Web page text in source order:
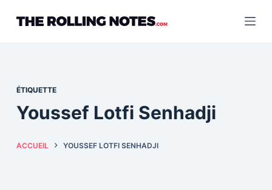
ÉTIQUETTE
Youssef Lotfi Senhadji
ACCUEIL YOUSSEF LOTFI SENHADJI